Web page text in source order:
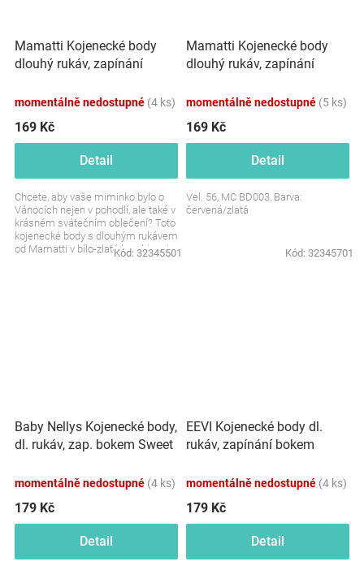
Mamatti Kojenecké body
dlouhý rukáv, zapínání
momentálně nedostupné (4 ks)
169 Kč
Detail
Chcete, aby vaše miminko bylo o
Vánocích nejen v pohodlí, ale také v
krásném svátečním oblečení? Toto
kojenecké body s dlouhým rukávem
od Mamatti v bílo-zlaté kombinaci
Kód: 32345501
Mamatti Kojenecké body
dlouhý rukáv, zapínání
červená/zlatá
momentálně nedostupné (5 ks)
169 Kč
Detail
Vel. 56, MC BD003, Barva:
červená/zlatá
Kód: 32345701
Baby Nellys Kojenecké body,
dl. rukáv, zap. bokem Sweet
momentálně nedostupné (4 ks)
179 Kč
Detail
EEVI Kojenecké body dl.
rukáv, zapínání bokem
potiskem
momentálně nedostupné (4 ks)
179 Kč
Detail